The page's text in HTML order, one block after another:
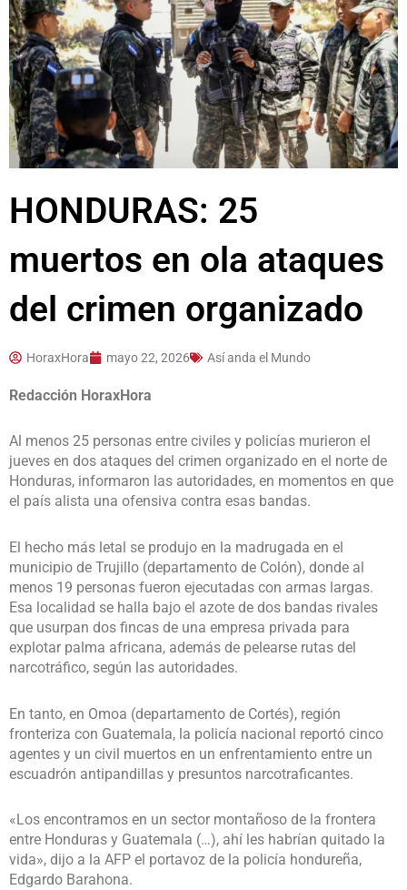
HONDURAS: 25
muertos en ola ataques
del crimen organizado
HoraxHora mayo 22, 2026 Así anda el Mundo
Redacción HoraxHora
Al menos 25 personas entre civiles y policías murieron el
jueves en dos ataques del crimen organizado en el norte de
Honduras, informaron las autoridades, en momentos en que
el país alista una ofensiva contra esas bandas.
El hecho más letal se produjo en la madrugada en el
municipio de Trujillo (departamento de Colón), donde al
menos 19 personas fueron ejecutadas con armas largas.
Esa localidad se halla bajo el azote de dos bandas rivales
que usurpan dos fincas de una empresa privada para
explotar palma africana, además de pelearse rutas del
narcotráfico, según las autoridades.
En tanto, en Omoa (departamento de Cortés), región
fronteriza con Guatemala, la policía nacional reportó cinco
agentes y un civil muertos en un enfrentamiento entre un
escuadrón antipandillas y presuntos narcotraficantes.
«Los encontramos en un sector montañoso de la frontera
entre Honduras y Guatemala (…), ahí les habrían quitado la
vida», dijo a la AFP el portavoz de la policía hondureña,
Edgardo Barahona.